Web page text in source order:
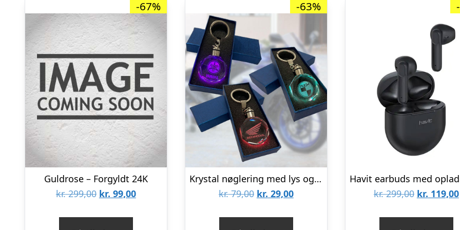
-67%
Guldrose – Forgyldt 24K
kr.299,00 Den
kr. 99,00Den
-63%
Krystal nøglering med lys og knallert logo – Yamaha
kr.79,00 Den
kr. 29,00Den
kr.299,00 Den
kr. 119,00